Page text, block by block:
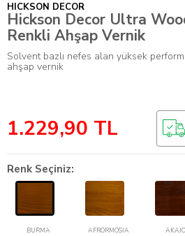
HICKSON DECOR
Hickson Decor Ultra
Renkli Ahşap Vernik
Solvent bazlı nefes alan yüksek
ahşap vernik
1.229,90 TL
Renk Seçiniz:
BURMA AFRORMOSIA